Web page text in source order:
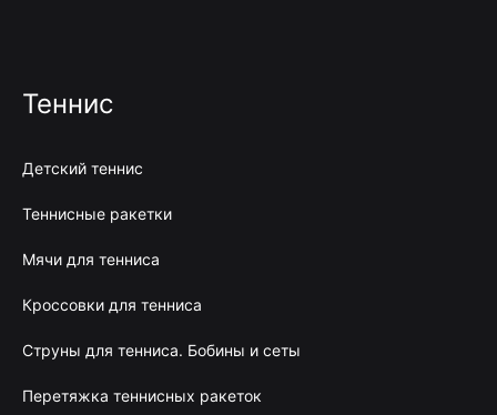
Теннис
Детский теннис
Теннисные ракетки
Мячи для тенниса
Кроссовки для тенниса
Струны для тенниса. Бобины и сеты
Перетяжка теннисных ракеток